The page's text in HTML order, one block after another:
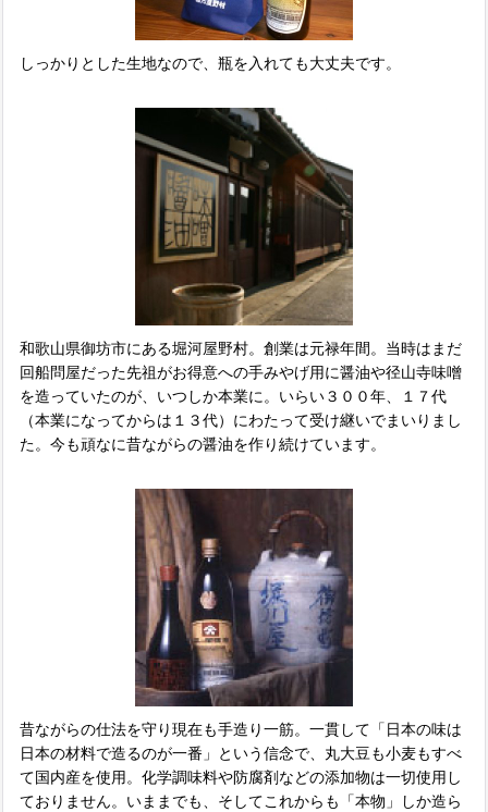
しっかりとした生地なので、瓶を入れても大丈夫です。
和歌山県御坊市にある堀河屋野村。創業は元禄年間。当時はまだ
回船問屋だった先祖がお得意への手みやげ用に醤油や径山寺味噌
を造っていたのが、いつしか本業に。いらい３００年、１７代
（本業になってからは１３代）にわたって受け継いでまいりまし
た。今も頑なに昔ながらの醤油を作り続けています。
昔ながらの仕法を守り現在も手造り一筋。一貫して「日本の味は
日本の材料で造るのが一番」という信念で、丸大豆も小麦もすべ
て国内産を使用。化学調味料や防腐剤などの添加物は一切使用し
ておりません。いままでも、そしてこれからも「本物」しか造ら